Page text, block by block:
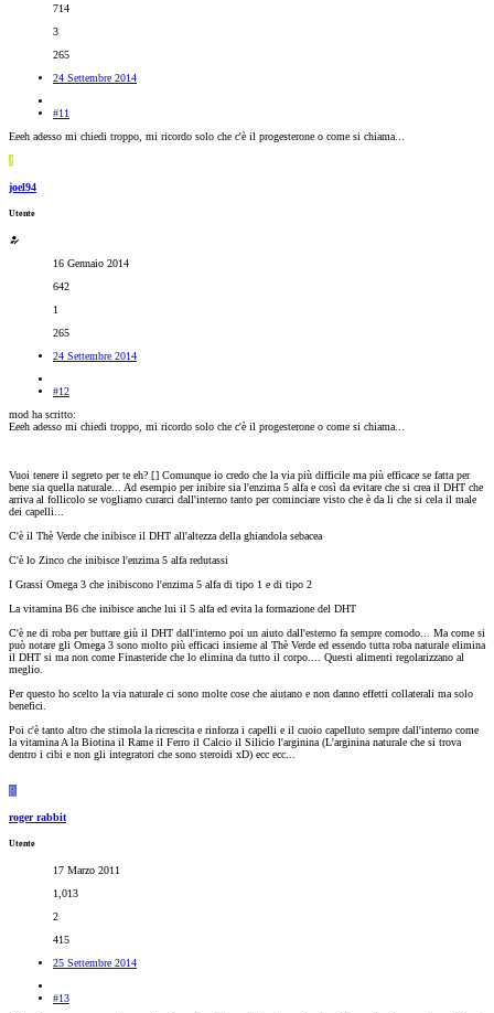
714
3
265
24 Settembre 2014
#11
Eeeh adesso mi chiedi troppo, mi ricordo solo che c'è il progesterone o come si chiama...
J
joel94
Utente
16 Gennaio 2014
642
1
265
24 Settembre 2014
#12
mod ha scritto:
Eeeh adesso mi chiedi troppo, mi ricordo solo che c'è il progesterone o come si chiama...
Vuoi tenere il segreto per te eh? [] Comunque io credo che la via più difficile ma più efficace se fatta per
bene sia quella naturale... Ad esempio per inibire sia l'enzima 5 alfa e così da evitare che si crea il DHT che
arriva al follicolo se vogliamo curarci dall'interno tanto per cominciare visto che è da li che si cela il male
dei capelli...
C'è il Thè Verde che inibisce il DHT all'altezza della ghiandola sebacea
C'è lo Zinco che inibisce l'enzima 5 alfa redutassi
I Grassi Omega 3 che inibiscono l'enzima 5 alfa di tipo 1 e di tipo 2
La vitamina B6 che inibisce anche lui il 5 alfa ed evita la formazione del DHT
C'è ne di roba per buttare giù il DHT dall'interno poi un aiuto dall'esterno fa sempre comodo... Ma come si
può notare gli Omega 3 sono molto più efficaci insieme al Thè Verde ed essendo tutta roba naturale elimina
il DHT si ma non come Finasteride che lo elimina da tutto il corpo.... Questi alimenti regolarizzano al
meglio.
Per questo ho scelto la via naturale ci sono molte cose che aiutano e non danno effetti collaterali ma solo
benefici.
Poi c'è tanto altro che stimola la ricrescita e rinforza i capelli e il cuoio capelluto sempre dall'interno come
la vitamina A la Biotina il Rame il Ferro il Calcio il Silicio l'arginina (L'arginina naturale che si trova
dentro i cibi e non gli integratori che sono steroidi xD) ecc ecc...
R
roger rabbit
Utente
17 Marzo 2011
1,013
2
415
25 Settembre 2014
#13